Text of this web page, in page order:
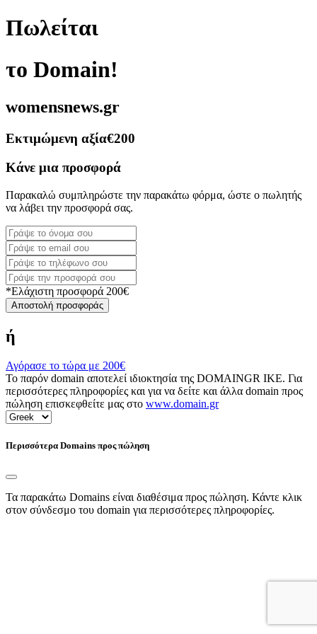
Πωλείται
το Domain!
womensnews.gr
Εκτιμώμενη αξία€200
Κάνε μια προσφορά
Παρακαλώ συμπληρώστε την παρακάτω φόρμα, ώστε ο πωλητής
να λάβει την προσφορά σας.
*Ελάχιστη προσφορά 200€
Αποστολή προσφοράς
ή
Αγόρασε το τώρα με 200€
Το παρόν domain αποτελεί ιδιοκτησία της DOMAINGR ΙΚΕ. Για
περισσότερες πληροφορίες και για να δείτε και άλλα domain προς
πώληση επισκεφθείτε μας στο www.domain.gr
Περισσότερα Domains προς πώληση
Τα παρακάτω Domains είναι διαθέσιμα προς πώληση. Κάντε κλικ
στον σύνδεσμο του domain για περισσότερες πληροφορίες.